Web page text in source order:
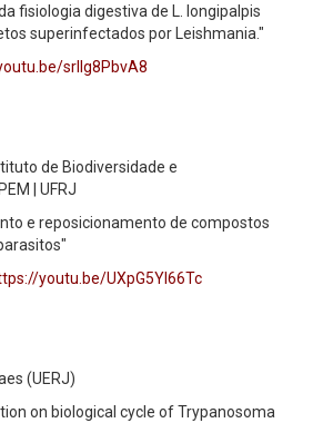
fisiologia digestiva de L. longipalpis
superinfectados por Leishmania."
srlIg8PbvA8
de Biodiversidade e
| UFRJ
e reposicionamento de compostos
youtu.be/UXpG5YI66Tc
(UERJ)
on biological cycle of Trypanosoma